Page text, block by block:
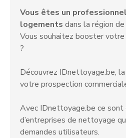
Vous êtes un
logements dans la région
Vous souhaitez booster
?
Découvrez IDnettoyage.be,
votre prospection
Avec IDnettoyage.be ce sont
d’entreprises de nettoyage
demandes utilisateurs.